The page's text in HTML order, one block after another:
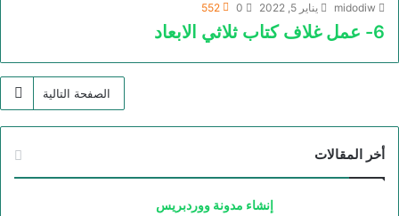
midodiw يناير 5, 2022 0
552
6- عمل غلاف كتاب ثلاثي الابعاد
الصفحة التالية
أخر المقالات
إنشاء مدونة ووردبريس